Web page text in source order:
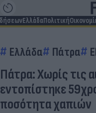
ΕλλάδαΠολιτική
Ελλάδα Πάτρα
Πάτρα: Χωρίς τις
εντοπίστηκε
ποσότητα χαπιών